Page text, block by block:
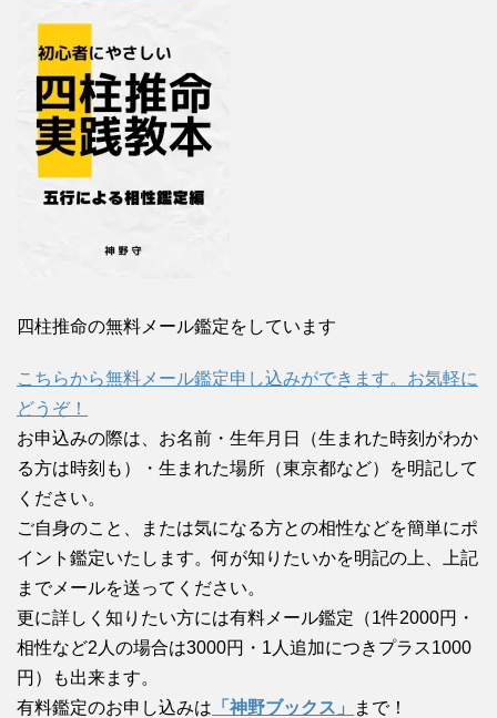
四柱推命の無料メール鑑定をしています
こちらから無料メール鑑定申し込みができます。お気軽に
どうぞ！
お申込みの際は、お名前・生年月日（生まれた時刻がわか
る方は時刻も）・生まれた場所（東京都など）を明記して
ください。
ご自身のこと、または気になる方との相性などを簡単にポ
イント鑑定いたします。何が知りたいかを明記の上、上記
までメールを送ってください。
更に詳しく知りたい方には有料メール鑑定（1件2000円・
相性など2人の場合は3000円・1人追加につきプラス1000
円）も出来ます。
有料鑑定のお申し込みは 「神野ブックス」 まで！